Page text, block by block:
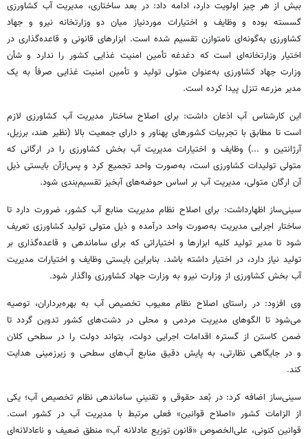
بیش از هر چیز اولویت دارد، ادامه داد: در بعد ساختاری، مدیریت آب کشاورزی
گسسته بوده و وظایف و اختیارات موردنیاز میان دو وزارتخانه نیرو و جهاد
کشاورزی به‌گونه‌ای نامتوازن تقسیم شده است. ابزارهای قانونی و قاعده‌گذاری در
اختیار وزارتخانه‌ای است که دغدغه تأمین امنیت غذایی کشور را ندارد و شأن
وزارت جهاد کشاورزی به‌عنوان متولی تولید و تأمین امنیت غذایی صرفاً به یک
مدیر مزرعه تنزل پیدا کرده است.
این کارشناس آب اذعان داشت: برای اصلاح ساختار مدیریت آب کشاورزی لازم
است تا مطابق با تجربیات کشورهای پهناور و دارای جمعیت بالا (نظیر هند، برزیل،
آرژانتین و ...) وظایف و اختیارات مدیریت آب بخش کشاورزی را در ارگانی که
متولی تولیدات کشاورزی است، به‌صورت واحد تجمیع کرد و پس‌ازآن بایستی ذیل
آن ارگان متولی، مدیریت آب بر اساس حوضه‌های آبخیز تقسیم‌بندی شود.
سینی‌ساز اظهارداشت: برای اصلاح نظام مدیریت منابع آب کشور، ضرورت دارد تا
ساختار اجرایی مدیریت به‌صورت واحد درآمده و ذیل متولی تولید کشاورزی تعریف
شود تا مدیر تولید کلیه ابزارها و اختیاراتی که برای ساماندهی و قاعده‌گذاری بر
تولید نیاز دارد، در اختیار داشته باشد. بنابراین بایستی وظایف و اختیارات مدیریت
آب بخش کشاورزی از وزارت نیرو به وزارت جهاد کشاورزی واگذار شود.
وی افزود: در راستای اصلاح نظام معیوب تخصیص آب به بهره‌برداران، توصیه
می‌شود تا الگوهای مدیریت مردمی و محلی در دشت‌های کشور تدوین گردد تا
ضمن کاستن از گستره اقدامات اجرایی دولت، بتواند دولت را در سطحی کلان
و در جایگاهی نظارتی، به پایش دقیق منابع آب‌های سطحی و زیرزمینی هدایت
کند.
سینی‌ساز اضافه کرد: در بُعد حقوقی و تقنینیِ ساماندهی نظام تخصیص آب؛ یکی
از الزامات کشور «اصلاح قوانین» فعلی مرتبط با مدیریت آب در کشور است.
قوانین کنونی، علی‌الخصوص «قانون توزیع عادلانه آب» منطق ضعیف و ناعادلانه‌ای